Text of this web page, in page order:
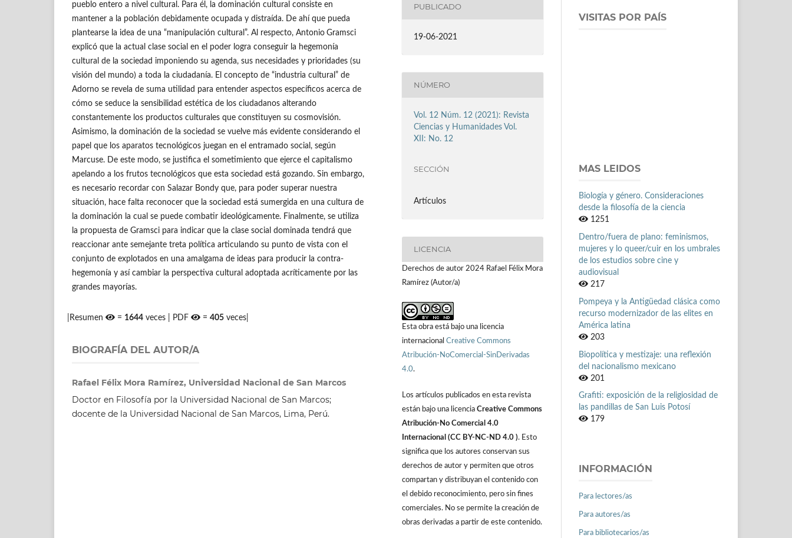
pueblo entero a nivel cultural. Para él, la dominación cultural consiste en
mantener a la población debidamente ocupada y distraída. De ahí que pueda
plantearse la idea de una “manipulación cultural”. Al respecto, Antonio Gramsci
explicó que la actual clase social en el poder logra conseguir la hegemonía
cultural de la sociedad imponiendo su agenda, sus necesidades y prioridades (su
visión del mundo) a toda la ciudadanía. El concepto de “industria cultural” de
Adorno se revela de suma utilidad para entender aspectos específicos acerca de
cómo se seduce la sensibilidad estética de los ciudadanos alterando
constantemente los productos culturales que constituyen su cosmovisión.
Asimismo, la dominación de la sociedad se vuelve más evidente considerando el
papel que los aparatos tecnológicos juegan en el entramado social, según
Marcuse. De este modo, se justifica el sometimiento que ejerce el capitalismo
apelando a los frutos tecnológicos que esta sociedad está gozando. Sin embargo,
es necesario recordar con Salazar Bondy que, para poder superar nuestra
situación, hace falta reconocer que la sociedad está sumergida en una cultura de
la dominación la cual se puede combatir ideológicamente. Finalmente, se utiliza
la propuesta de Gramsci para indicar que la clase social dominada tendrá que
reaccionar ante semejante treta política articulando su punto de vista con el
conjunto de explotados en una amalgama de ideas para producir la contra-
hegemonía y así cambiar la perspectiva cultural adoptada acríticamente por las
grandes mayorías.
|Resumen = 1644 veces | PDF =405 veces|
BIOGRAFÍA DEL AUTOR/A
Rafael Félix Mora Ramírez, Universidad Nacional de San Marcos
Doctor en Filosofía por la Universidad Nacional de San Marcos;
docente de la Universidad Nacional de San Marcos, Lima, Perú.
PUBLICADO
19-06-2021
NÚMERO
Vol. 12 Núm. 12 (2021): Revista
Ciencias y Humanidades Vol.
XII: No. 12
SECCIÓN
Artículos
LICENCIA
Derechos de autor 2024 Rafael Félix Mora
Ramírez (Autor/a)
Esta obra está bajo una licencia
internacional Creative Commons
Atribución-NoComercial-SinDerivadas
4.0.
Los artículos publicados en esta revista
están bajo una licencia Creative Commons
Atribución-No Comercial 4.0
Internacional (CC BY-NC-ND 4.0 ). Esto
significa que los autores conservan sus
derechos de autor y permiten que otros
compartan y distribuyan el contenido con
el debido reconocimiento, pero sin fines
comerciales. No se permite la creación de
obras derivadas a partir de este contenido.
VISITAS POR PAÍS
MAS LEIDOS
Biología y género. Consideraciones
desde la filosofía de la ciencia
1251
Dentro/fuera de plano: feminismos,
mujeres y lo queer/cuir en los umbrales
de los estudios sobre cine y
audiovisual
217
Pompeya y la Antigüedad clásica como
recurso modernizador de las elites en
América latina
203
Biopolítica y mestizaje: una reflexión
del nacionalismo mexicano
201
Grafiti: exposición de la religiosidad de
las pandillas de San Luis Potosí
179
INFORMACIÓN
Para lectores/as
Para autores/as
Para bibliotecarios/as